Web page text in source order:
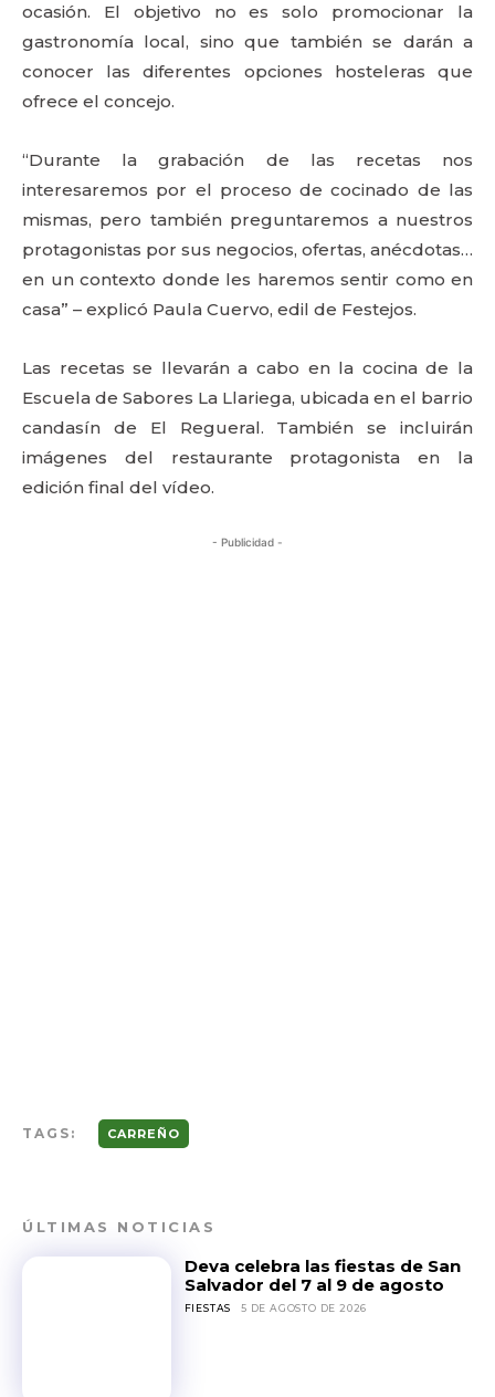
ocasión. El objetivo no es solo promocionar la
gastronomía local, sino que también se darán a
conocer las diferentes opciones hosteleras que
ofrece el concejo.
“Durante la grabación de las recetas nos
interesaremos por el proceso de cocinado de las
mismas, pero también preguntaremos a nuestros
protagonistas por sus negocios, ofertas, anécdotas…
en un contexto donde les haremos sentir como en
casa” – explicó Paula Cuervo, edil de Festejos.
Las recetas se llevarán a cabo en la cocina de la
Escuela de Sabores La Llariega, ubicada en el barrio
candasín de El Regueral. También se incluirán
imágenes del restaurante protagonista en la
edición final del vídeo.
- Publicidad -
TAGS: CARREÑO
ÚLTIMAS NOTICIAS
Deva celebra las fiestas de San
Salvador del 7 al 9 de agosto
FIESTAS 5 DE AGOSTO DE 2026